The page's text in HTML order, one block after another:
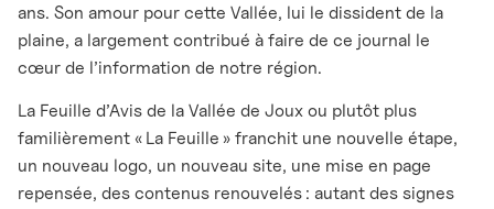
ans. Son amour pour cette Vallée, lui le dissident de la
plaine, a largement contribué à faire de ce journal le
cœur de l’information de notre région.
La Feuille d’Avis de la Vallée de Joux ou plutôt plus
familièrement « La Feuille » franchit une nouvelle étape,
un nouveau logo, un nouveau site, une mise en page
repensée, des contenus renouvelés : autant des signes